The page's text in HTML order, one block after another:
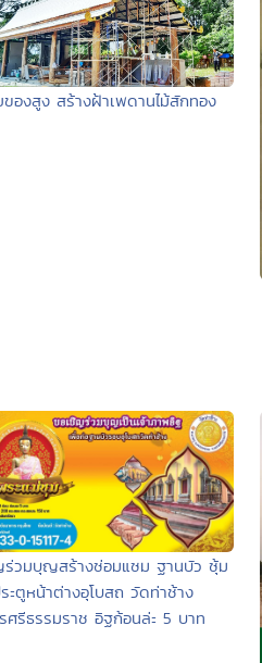
ของสูง สร้างฝ้าเพดานไม้สักทอง
วมบุญสร้างซ่อมแซม ฐานบัว ซุ้ม
ะตูหน้าต่างอุโบสถ วัดท่าช้าง
ศรีธรรมราช อิฐก้อนล่ะ 5 บาท